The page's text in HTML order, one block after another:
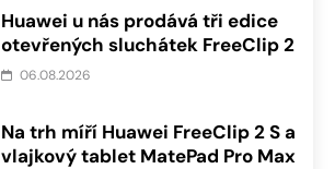
Huawei u nás prodává tři edice
otevřených sluchátek FreeClip 2
06.08.2026
Na trh míří Huawei FreeClip 2 S a
vlajkový tablet MatePad Pro Max